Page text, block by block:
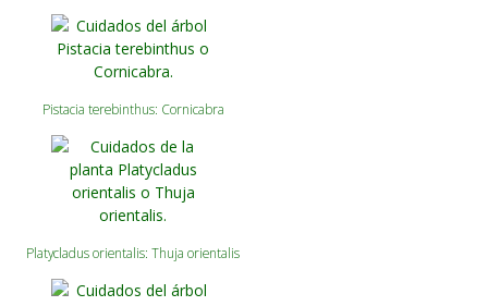
Pistacia terebinthus: Cornicabra
Platycladus orientalis: Thuja orientalis